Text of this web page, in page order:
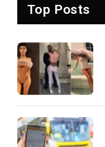
Top Posts